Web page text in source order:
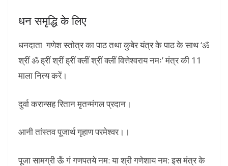
धन समृद्धि के लिए
धनदाता गणेश स्तोत्र का पाठ तथा कुबेर यंत्र के पाठ के साथ ‘ॐ
श्रीं ॐ ह्रीं श्रीं ह्रीं क्लीं श्रीं क्लीं वित्तेश्वराय नमः’ मंत्र की 11
माला नित्य करें।
दुर्वा करान्सह रितान मृतन्मंगल प्रदान।
आनी तांस्तव पूजार्थ गृहाण परमेश्वर।।
पूजा सामग्री ऊँ गं गणपतये नम: या श्री गणेशाय नम: इस मंत्र के